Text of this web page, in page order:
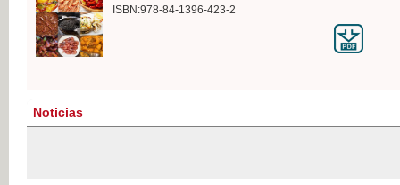
ISBN:978-84-1396-423-2
Noticias